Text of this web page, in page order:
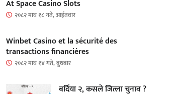
At Space Casino Slots
२०८२ माघ १८ गते, आईतवार
Winbet Casino et la sécurité des
transactions financières
२०८२ माघ १४ गते, बुधबार
बर्दिया २, कसले जित्ला चुनाव ?